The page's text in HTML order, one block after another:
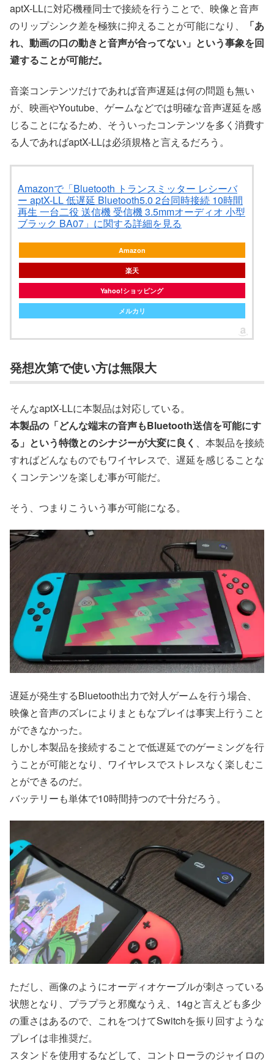
aptX-LLに対応機種同士で接続を行うことで、映像と音声
のリップシンク差を極狭に抑えることが可能になり、
「あ
れ、動画の口の動きと音声が合ってない」という事象を回
避することが可能だ。
音楽コンテンツだけであれば音声遅延は何の問題も無い
が、映画やYoutube、ゲームなどでは明確な音声遅延を感
じることになるため、そういったコンテンツを多く消費す
る人であればaptX-LLは必須規格と言えるだろう。
Amazonで「Bluetooth トランスミッター レシーバ
ー aptX-LL 低遅延 Bluetooth5.0 2台同時接続 10時間
再生 一台二役 送信機 受信機 3.5mmオーディオ 小型
ブラック BA07」に関する詳細を見る
Amazon
楽天
Yahoo!ショッピング
メルカリ
発想次第で使い方は無限大
そんなaptX-LLに本製品は対応している。
本製品の「どんな端末の音声もBluetooth送信を可能にす
る」という特徴とのシナジーが大変に良く
、本製品を接続
すればどんなものでもワイヤレスで、遅延を感じることな
くコンテンツを楽しむ事が可能だ。
そう、つまりこういう事が可能になる。
遅延が発生するBluetooth出力で対人ゲームを行う場合、
映像と音声のズレによりまともなプレイは事実上行うこと
ができなかった。
しかし本製品を接続することで低遅延でのゲーミングを行
うことが可能となり、ワイヤレスでストレスなく楽しむこ
とができるのだ。
バッテリーも単体で10時間持つので十分だろう。
ただし、画像のようにオーディオケーブルが刺さっている
状態となり、プラプラと邪魔なうえ、14gと言えども多少
の重さはあるので、これをつけてSwitchを振り回すような
プレイは非推奨だ。
スタンドを使用するなどして、コントローラのジャイロの